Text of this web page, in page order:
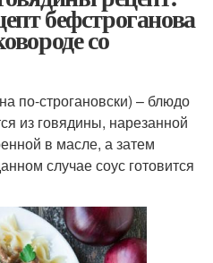
бефстроганова
со
по-строгановски) – блюдо
из говядины, нарезанной
в масле, а затем
случае соус готовится